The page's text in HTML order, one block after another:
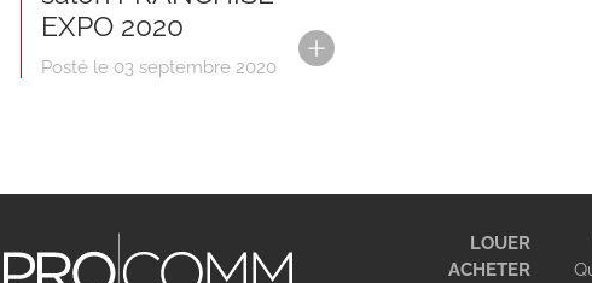
EXPO 2020
Posté le 03 septembre 2020
LOUER
ACHETER